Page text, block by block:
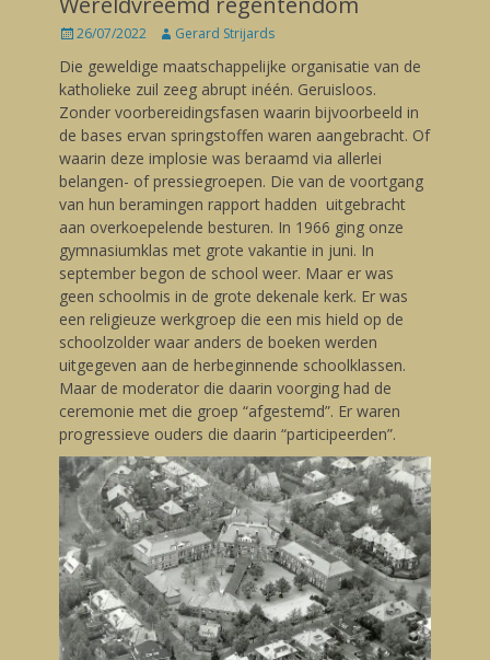
Posted
26/07/2022 Author
Gerard Strijards
Die geweldige maatschappelijke organisatie van de
katholieke zuil zeeg abrupt inéén. Geruisloos.
Zonder voorbereidingsfasen waarin bijvoorbeeld in
de bases ervan springstoffen waren aangebracht. Of
waarin deze implosie was beraamd via allerlei
belangen- of pressiegroepen. Die van de voortgang
van hun beramingen rapport hadden uitgebracht
aan overkoepelende besturen. In 1966 ging onze
gymnasiumklas met grote vakantie in juni. In
september begon de school weer. Maar er was
geen schoolmis in de grote dekenale kerk. Er was
een religieuze werkgroep die een mis hield op de
schoolzolder waar anders de boeken werden
uitgegeven aan de herbeginnende schoolklassen.
Maar de moderator die daarin voorging had de
ceremonie met die groep “afgestemd”. Er waren
progressieve ouders die daarin “participeerden”.